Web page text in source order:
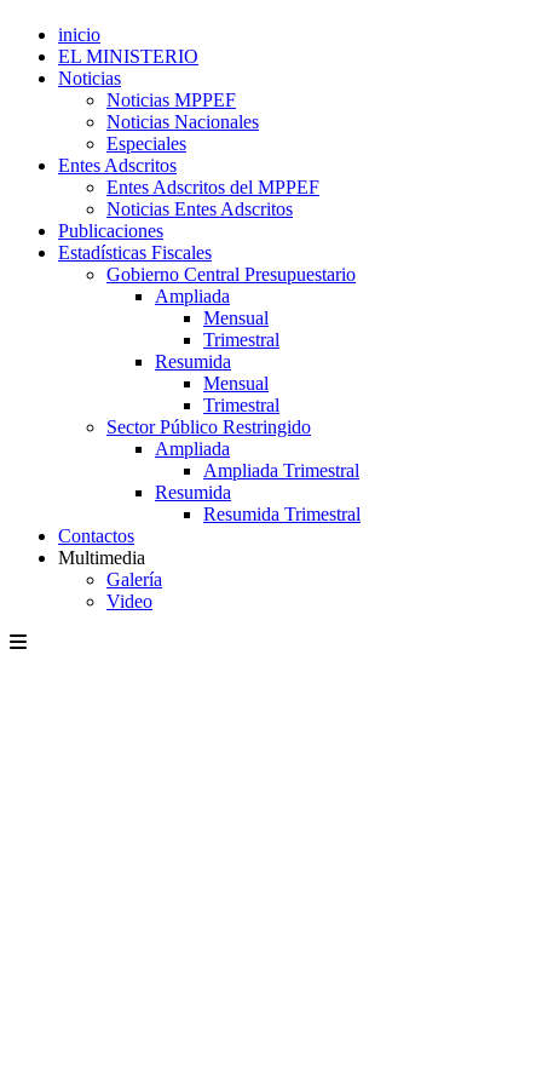
inicio
EL MINISTERIO
Noticias
Noticias MPPEF
Noticias Nacionales
Especiales
Entes Adscritos
Entes Adscritos del MPPEF
Noticias Entes Adscritos
Publicaciones
Estadísticas Fiscales
Gobierno Central Presupuestario
Ampliada
Mensual
Trimestral
Resumida
Mensual
Trimestral
Sector Público Restringido
Ampliada
Ampliada Trimestral
Resumida
Resumida Trimestral
Contactos
Multimedia
Galería
Video